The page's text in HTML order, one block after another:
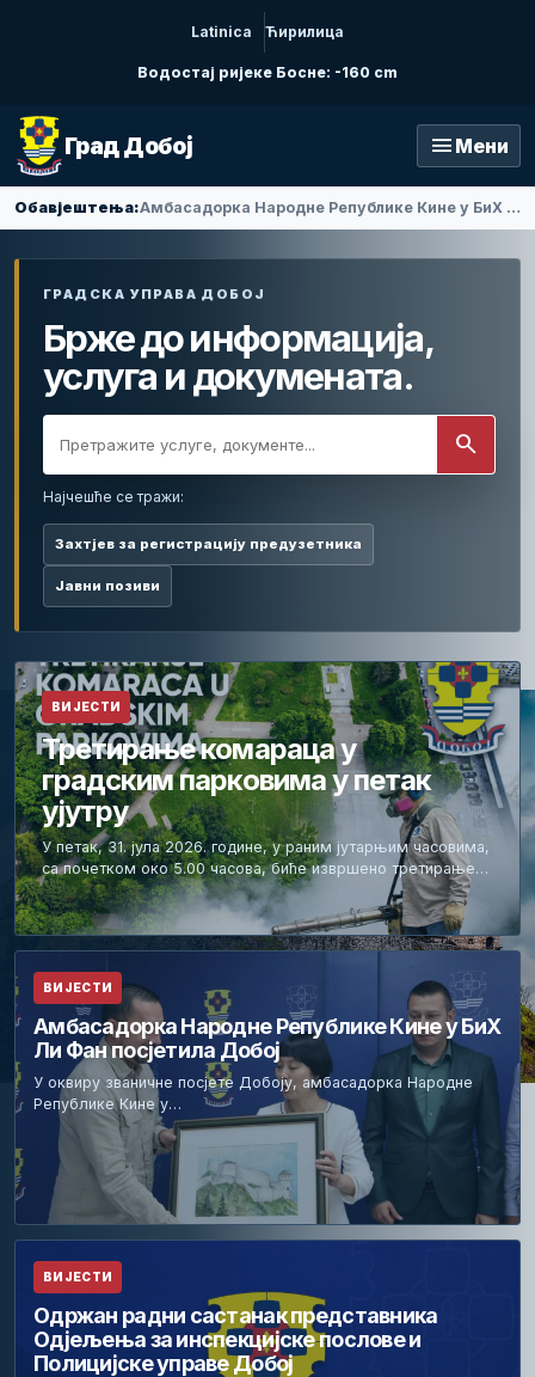
Latinica Ћирилица
Водостај ријеке Босне: -160 cm
Град Добој menu Мени
Обавјештења: Амбасадорка Народне Републике Кине у БиХ Ли Фан посјетила Добој
ГРАДСКА УПРАВА ДОБОЈ
Брже до информација,
услуга и докумената.
search
Најчешће се тражи:
Захтјев за регистрацију предузетника
Јавни позиви
ВИЈЕСТИ
Третирање комараца у
градским парковима у петак
ујутру
У петак, 31. јула 2026. године, у раним јутарњим часовима,
са почетком око 5.00 часова, биће извршено третирање…
ВИЈЕСТИ
Амбасадорка Народне Републике Кине у БиХ
Ли Фан посјетила Добој
У оквиру званичне посјете Добоју, амбасадорка Народне
Републике Кине у…
ВИЈЕСТИ
Одржан радни састанак представника
Одјељења за инспекцијске послове и
Полицијске управе Добој